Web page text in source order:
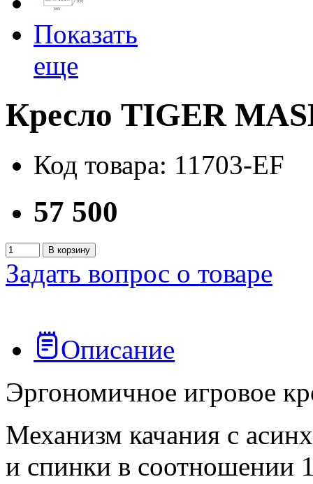
Показать
еще
Кресло TIGER
Код товара: 11703-EF
57 500
В корзину
Задать вопрос о товаре
Описание
Эргономичное игровое
Механизм качания с
и спинки в соотношении